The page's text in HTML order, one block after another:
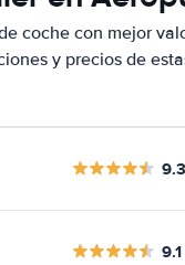
coche con mejor
y precios de
9.3
9.1